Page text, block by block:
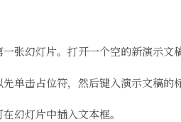
张幻灯片。打开一个空的新演示文
单击占位符，然后键入演示文稿的
灯片中插入文本框。